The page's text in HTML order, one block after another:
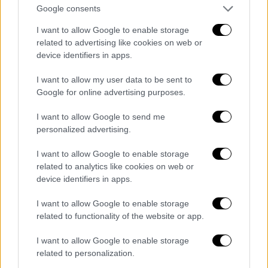
Google consents
I want to allow Google to enable storage
related to advertising like cookies on web or
device identifiers in apps.
I want to allow my user data to be sent to
Google for online advertising purposes.
I want to allow Google to send me
personalized advertising.
I want to allow Google to enable storage
related to analytics like cookies on web or
device identifiers in apps.
I want to allow Google to enable storage
related to functionality of the website or app.
I want to allow Google to enable storage
related to personalization.
έπρεπε να δράσει.
Κατ Τόρρες
Εντωμεταξύ, μέχρι τότε, η δημοφιλία και η
γιγαντωθεί.Πλέον, ήταν παντρεμένη με έναν
21χρονο ονόματι Ζακ, τον οποίο είχε